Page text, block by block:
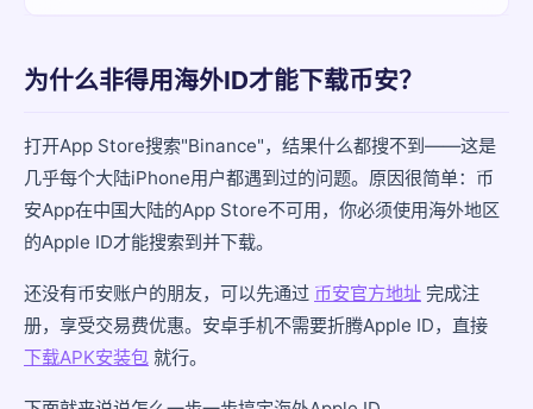
第一步：准备一个新的邮箱
第二步：在网页端注册Apple ID
第三步：在iPhone上登录新ID
第四步：搜索并下载币安
几个常见的坑要避开
以后更新怎么办？
总结
为什么非得用海外ID才能下载币安？
打开App Store搜索"Binance"，结果什么都搜不到——这是
几乎每个大陆iPhone用户都遇到过的问题。原因很简单：币
安App在中国大陆的App Store不可用，你必须使用海外地区
的Apple ID才能搜索到并下载。
还没有币安账户的朋友，可以先通过 币安官方地址 完成注
册，享受交易费优惠。安卓手机不需要折腾Apple ID，直接
下载APK安装包 就行。